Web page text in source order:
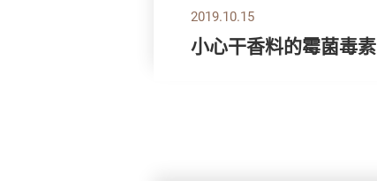
2019.10.15
小心干香料的霉菌毒素